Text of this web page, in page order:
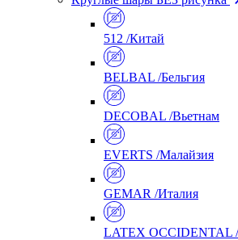
512 /Китай
BELBAL /Бельгия
DECOBAL /Вьетнам
EVERTS /Малайзия
GEMAR /Италия
LATEX OCCIDENTAL